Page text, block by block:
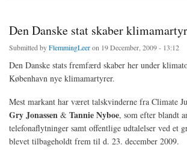
Den Danske stat skaber
Submitted byFlemmingLeeron 19 December, 2009 - 13:12
Den Danske stats fremfærd skaber her under
København nye klimamartyrer.
Mest markant har været talskvinderne fra Climate
Gry Jonassen & Tannie Nyboe, som efter blandt
telefonaflytninger samt offentlige udtalelser ved et
blevet tilbageholdt frem til d. 23. december 2009.